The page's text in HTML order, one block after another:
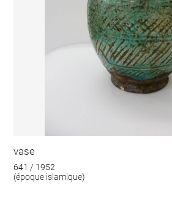
vase
641 / 1952
(époque islamique)